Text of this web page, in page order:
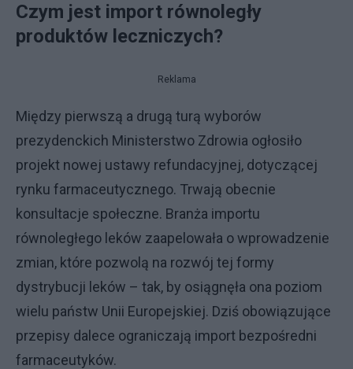
Czym jest import równoległy
produktów leczniczych?
Reklama
Między pierwszą a drugą turą wyborów
prezydenckich Ministerstwo Zdrowia ogłosiło
projekt nowej ustawy refundacyjnej, dotyczącej
rynku farmaceutycznego. Trwają obecnie
konsultacje społeczne. Branża importu
równoległego leków zaapelowała o wprowadzenie
zmian, które pozwolą na rozwój tej formy
dystrybucji leków – tak, by osiągnęła ona poziom
wielu państw Unii Europejskiej. Dziś obowiązujące
przepisy dalece ograniczają import bezpośredni
farmaceutyków.